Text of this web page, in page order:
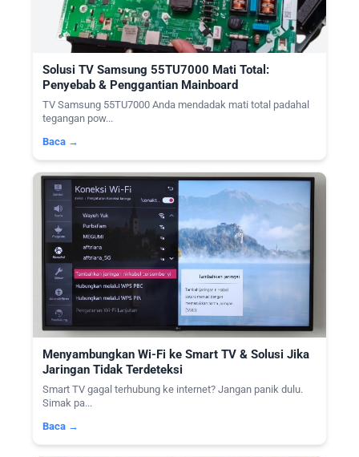
Solusi TV Samsung 55TU7000 Mati Total:
Penyebab & Penggantian Mainboard
TV Samsung 55TU7000 Anda mendadak mati total padahal
tegangan pow...
Baca →
Menyambungkan Wi-Fi ke Smart TV & Solusi Jika
Jaringan Tidak Terdeteksi
Smart TV gagal terhubung ke internet? Jangan panik dulu.
Simak pa...
Baca →